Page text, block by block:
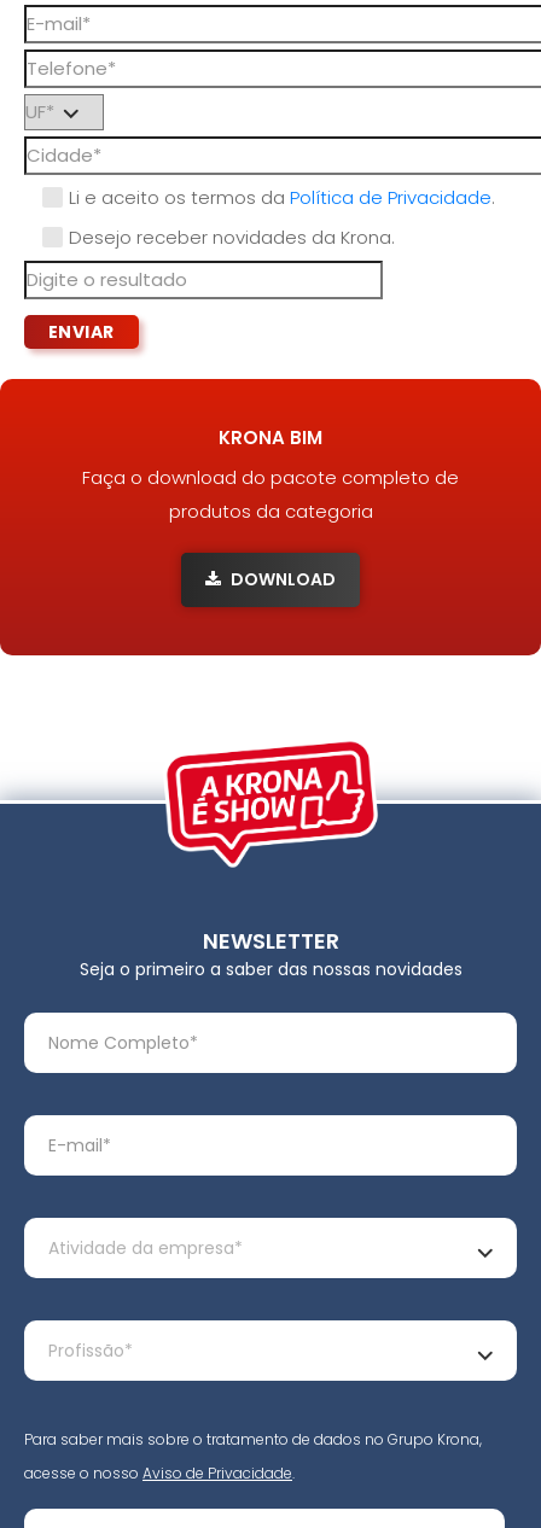
Li e aceito os termos da Política de Privacidade.
Desejo receber novidades da Krona.
KRONA BIM
Faça o download do pacote completo de
produtos da categoria
DOWNLOAD
NEWSLETTER
Seja o primeiro a saber das nossas novidades
Para saber mais sobre o tratamento de dados no Grupo Krona,
acesse o nosso Aviso de Privacidade.